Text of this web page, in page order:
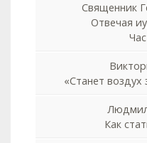
Священник
Отвечая
«Станет
Как